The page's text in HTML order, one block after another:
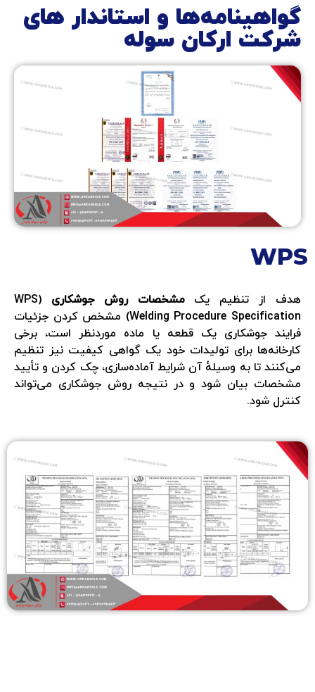
گواهینامه‌ها و استاندار های
شرکت ارکان سوله
WPS
هدف از تنظیم یکمشخصات روش جوشکاری
(WPS
(Welding Procedure Specification مشخص کردن جزئیات
فرایند جوشکاری یک قطعه یا ماده موردنظر است، برخی
کارخانه‌ها برای تولیدات خود یک گواهی کیفیت نیز تنظیم
می‌کنند تا به وسیلهٔ آن شرایط آماده‌سازی، چک کردن و تأیید
مشخصات بیان شود و در نتیجه روش جوشکاری می‌تواند
کنترل شود.